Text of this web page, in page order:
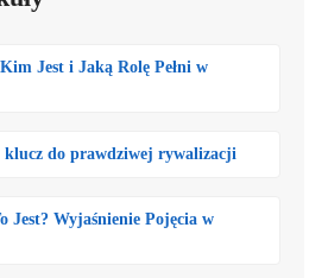
Jest i Jaką Rolę Pełni w
do prawdziwej rywalizacji
Jest? Wyjaśnienie Pojęcia w